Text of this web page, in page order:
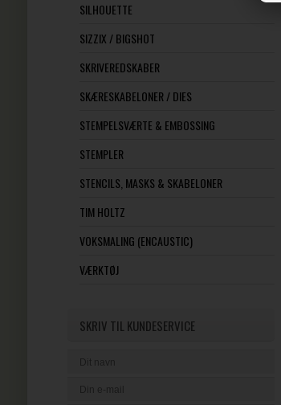
SILHOUETTE
SIZZIX / BIGSHOT
SKRIVEREDSKABER
SKÆRESKABELONER / DIES
STEMPELSVÆRTE & EMBOSSING
STEMPLER
STENCILS, MASKS & SKABELONER
TIM HOLTZ
VOKSMALING (ENCAUSTIC)
VÆRKTØJ
SKRIV TIL KUNDESERVICE